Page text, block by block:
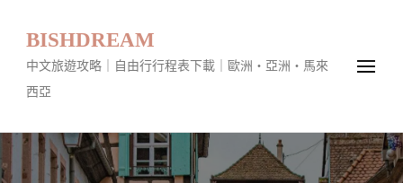
BISHDREAM
中文旅遊攻略｜自由行行程表下載｜歐洲・亞洲・馬來
西亞